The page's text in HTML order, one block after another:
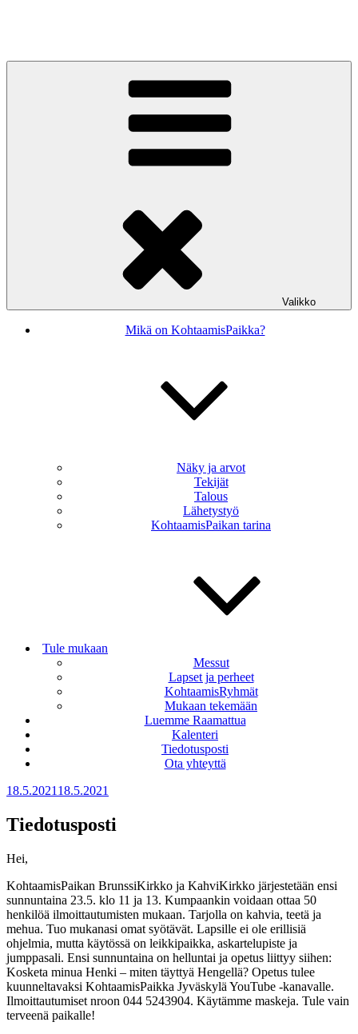
Valikko
Mikä on KohtaamisPaikka?
Näky ja arvot
Tekijät
Talous
Lähetystyö
KohtaamisPaikan tarina
Tule mukaan
Messut
Lapset ja perheet
KohtaamisRyhmät
Mukaan tekemään
Luemme Raamattua
Kalenteri
Tiedotusposti
Ota yhteyttä
Julkaistu
18.5.2021 18.5.2021
Tiedotusposti
Hei,
KohtaamisPaikan BrunssiKirkko ja KahviKirkko järjestetään ensi
sunnuntaina 23.5. klo 11 ja 13. Kumpaankin voidaan ottaa 50
henkilöä ilmoittautumisten mukaan. Tarjolla on kahvia, teetä ja
mehua. Tuo mukanasi omat syötävät. Lapsille ei ole erillisiä
ohjelmia, mutta käytössä on leikkipaikka, askartelupiste ja
jumppasali. Ensi sunnuntaina on helluntai ja opetus liittyy siihen:
Kosketa minua Henki – miten täyttyä Hengellä? Opetus tulee
kuunneltavaksi KohtaamisPaikka Jyväskylä YouTube -kanavalle.
Ilmoittautumiset nroon 044 5243904. Käytämme maskeja. Tule vain
terveenä paikalle!